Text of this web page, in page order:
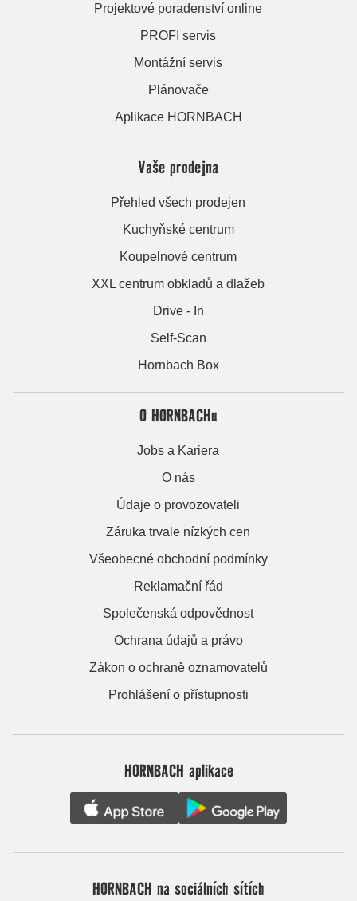
Projektové poradenství online
PROFI servis
Montážní servis
Plánovače
Aplikace HORNBACH
Vaše prodejna
Přehled všech prodejen
Kuchyňské centrum
Koupelnové centrum
XXL centrum obkladů a dlažeb
Drive - In
Self-Scan
Hornbach Box
O HORNBACHu
Jobs a Kariera
O nás
Údaje o provozovateli
Záruka trvale nízkých cen
Všeobecné obchodní podmínky
Reklamační řád
Společenská odpovědnost
Ochrana údajů a právo
Zákon o ochraně oznamovatelů
Prohlášení o přístupnosti
HORNBACH aplikace
HORNBACH na sociálních sítích